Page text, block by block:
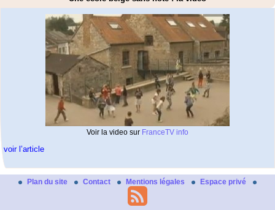
Voir la video sur FranceTV info
voir l’article
Plan du site Contact Mentions légales Espace privé